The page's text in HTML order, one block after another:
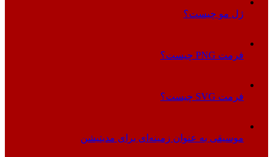
ژل مو چیست؟
فرمت PNG چیست؟
فرمت SVG چیست؟
موسیقی به عنوان زمینه‌ای برای مدیتیشن